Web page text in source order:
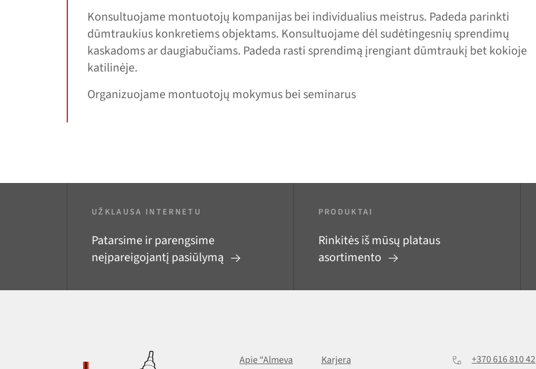
Konsultuojame montuotojų kompanijas bei individualius meistrus. Padeda parinkti
dūmtraukius konkretiems objektams. Konsultuojame dėl sudėtingesnių sprendimų
kaskadoms ar daugiabučiams. Padeda rasti sprendimą įrengiant dūmtraukį bet kokioje
katilinėje.
Organizuojame montuotojų mokymus bei seminarus
UŽKLAUSA INTERNETU
Patarsime ir parengsime
neįpareigojantį pasiūlymą
PRODUKTAI
Rinkitės iš mūsų plataus
asortimento
Apie “Almeva Karjera +370 616 810 42